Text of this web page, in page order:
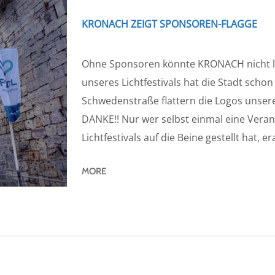
KRONACH ZEIGT SPONSOREN-FLAGGE
Ohne Sponsoren könnte KRONACH
unseres Lichtfestivals hat die Stadt
Schwedenstraße flattern die Logos
DANKE!! Nur wer selbst einmal eine
Lichtfestivals auf die Beine gestellt hat,
MORE